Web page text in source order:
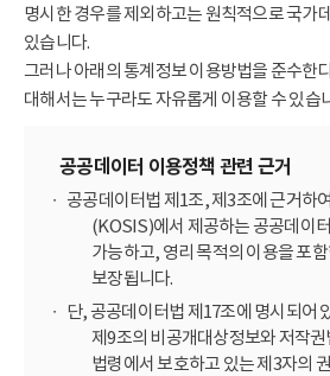
명시한 경우를 제외하고는 원칙적으로 국가
있습니다.
그러나 아래의 통계정보 이용방법을 준수한
대해서는 누구라도 자유롭게 이용할 수 있습
공공데이터 이용정책 관련 근거
공공데이터법 제1조, 제3조에 근거하
(KOSIS)에서 제공하는 공공데이
가능하고, 영리 목적의 이용을 포
보장됩니다.
단, 공공데이터법 제17조에 명시되어
제9조의 비공개대상정보와 저작권
법령에서 보호하고 있는 제3자의